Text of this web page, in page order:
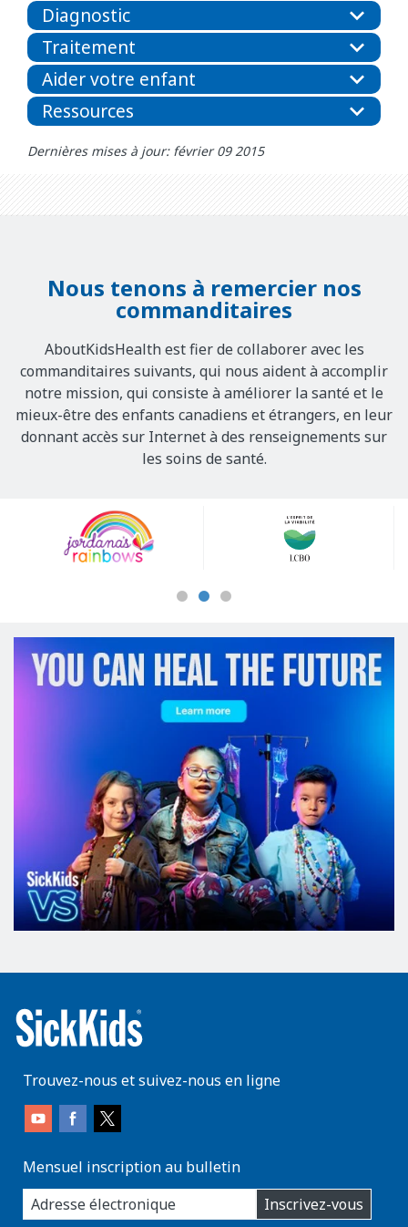
Diagnostic
Traitement
Aider votre enfant
Ressources
Dernières mises à jour: février 09 2015
Nous tenons à remercier nos
commanditaires
AboutKidsHealth est fier de collaborer avec les
commanditaires suivants, qui nous aident à accomplir
notre mission, qui consiste à améliorer la santé et le
mieux-être des enfants canadiens et étrangers, en leur
donnant accès sur Internet à des renseignements sur
les soins de santé.
Sponsors
Trouvez-nous et suivez-nous en ligne
Mensuel inscription au bulletin
enter
you
Inscrivez-vous